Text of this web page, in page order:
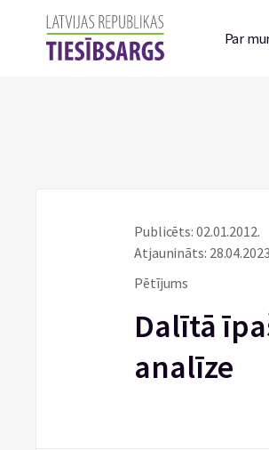
Par
Publicēts: 02.01.2012.
Atjaunināts:
Pētījums
Dalītā
analīze